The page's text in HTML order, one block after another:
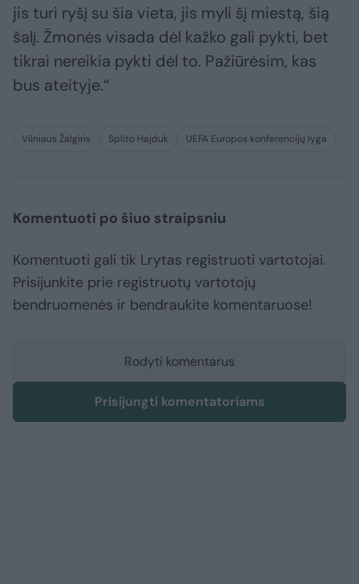
jis turi ryšį su šia vieta, jis myli šį miestą, šią
šalį. Žmonės visada dėl kažko gali pykti, bet
tikrai nereikia pykti dėl to. Pažiūrėsim, kas
bus ateityje.“
Vilniaus Žalgiris Splito Hajduk UEFA Europos konferencijų lyga
Komentuoti po šiuo straipsniu
Komentuoti gali tik Lrytas registruoti vartotojai.
Prisijunkite prie registruotų vartotojų
bendruomenės ir bendraukite komentaruose!
Rodyti komentarus
Prisijungti komentatoriams